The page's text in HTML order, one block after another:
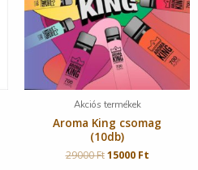
Akciós termékek
Aroma King csomag
(10db)
29000Ft 15000 Ft